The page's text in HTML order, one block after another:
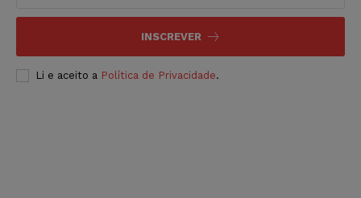
INSCREVER
Li e aceito a Política de Privacidade.